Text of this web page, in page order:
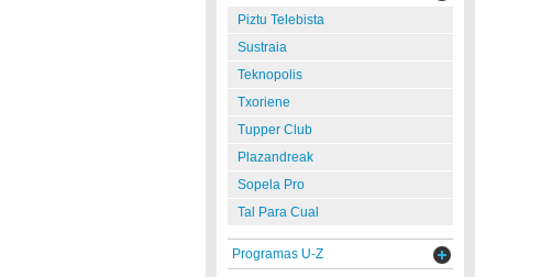
Piztu Telebista
Sustraia
Teknopolis
Txoriene
Tupper Club
Plazandreak
Sopela Pro
Tal Para Cual
Programas U-Z